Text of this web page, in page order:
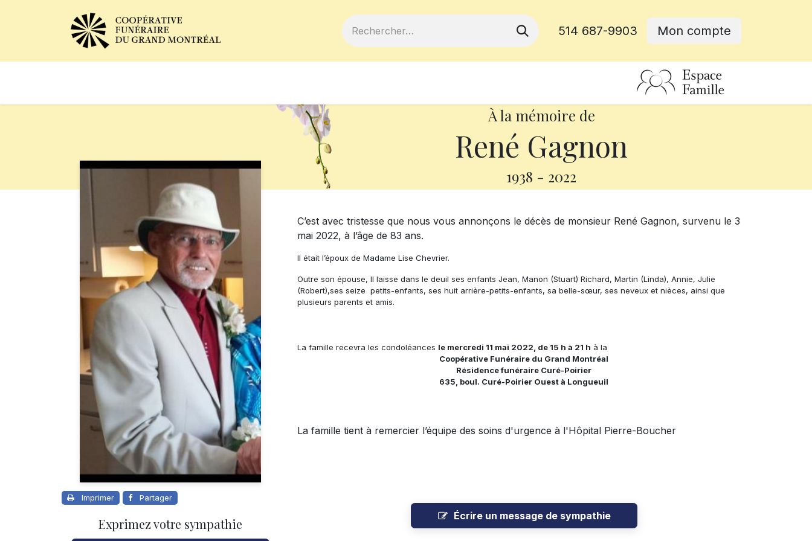
514 687-9903 Mon compte
À la mémoire de
René Gagnon
1938 - 2022
Imprimer Partager
Exprimez votre sympathie
C’est avec tristesse que nous vous annonçons le décès de monsieur René Gagnon, survenu le 3
mai 2022, à l’âge de 83 ans.
Il était l’époux de Madame Lise Chevrier.
Outre son épouse, Il laisse dans le deuil ses enfants Jean, Manon (Stuart) Richard, Martin (Linda), Annie, Julie
(Robert),ses seize petits-enfants, ses huit arrière-petits-enfants, sa belle-sœur, ses neveux et nièces, ainsi que
plusieurs parents et amis.
La famille recevra les condoléances le mercredi 11 mai 2022, de 15 h à 21 h à la
Coopérative Funéraire du Grand Montréal
Résidence funéraire Curé-Poirier
635, boul. Curé-Poirier Ouest à Longueuil
La famille tient à remercier l’équipe des soins d'urgence à l'Hôpital Pierre-Boucher
Écrire un message de sympathie